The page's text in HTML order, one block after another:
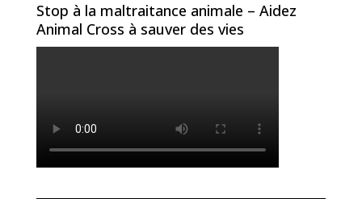
Stop à la maltraitance animale – Aidez
Animal Cross à sauver des vies